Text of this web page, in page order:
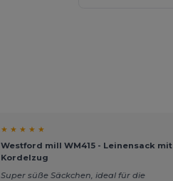
★ ★ ★ ★ ★
Westford mill WM415 - Leinensack mit
Kordelzug
Super süße Säckchen, ideal für die